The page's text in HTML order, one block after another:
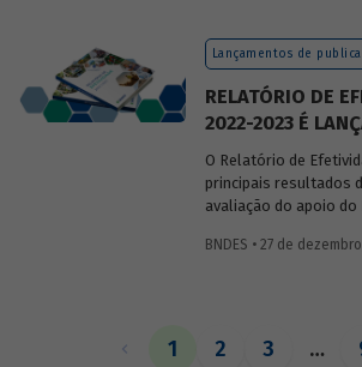
os conceitos a ela
contexto atual das
setores se
Lançamentos de
RELATÓRIO DE
2022-2023 É
O Relatório de
principais resultados
avaliação do apoio do
operacional, as
BNDES • 27 de
1 2 3 …